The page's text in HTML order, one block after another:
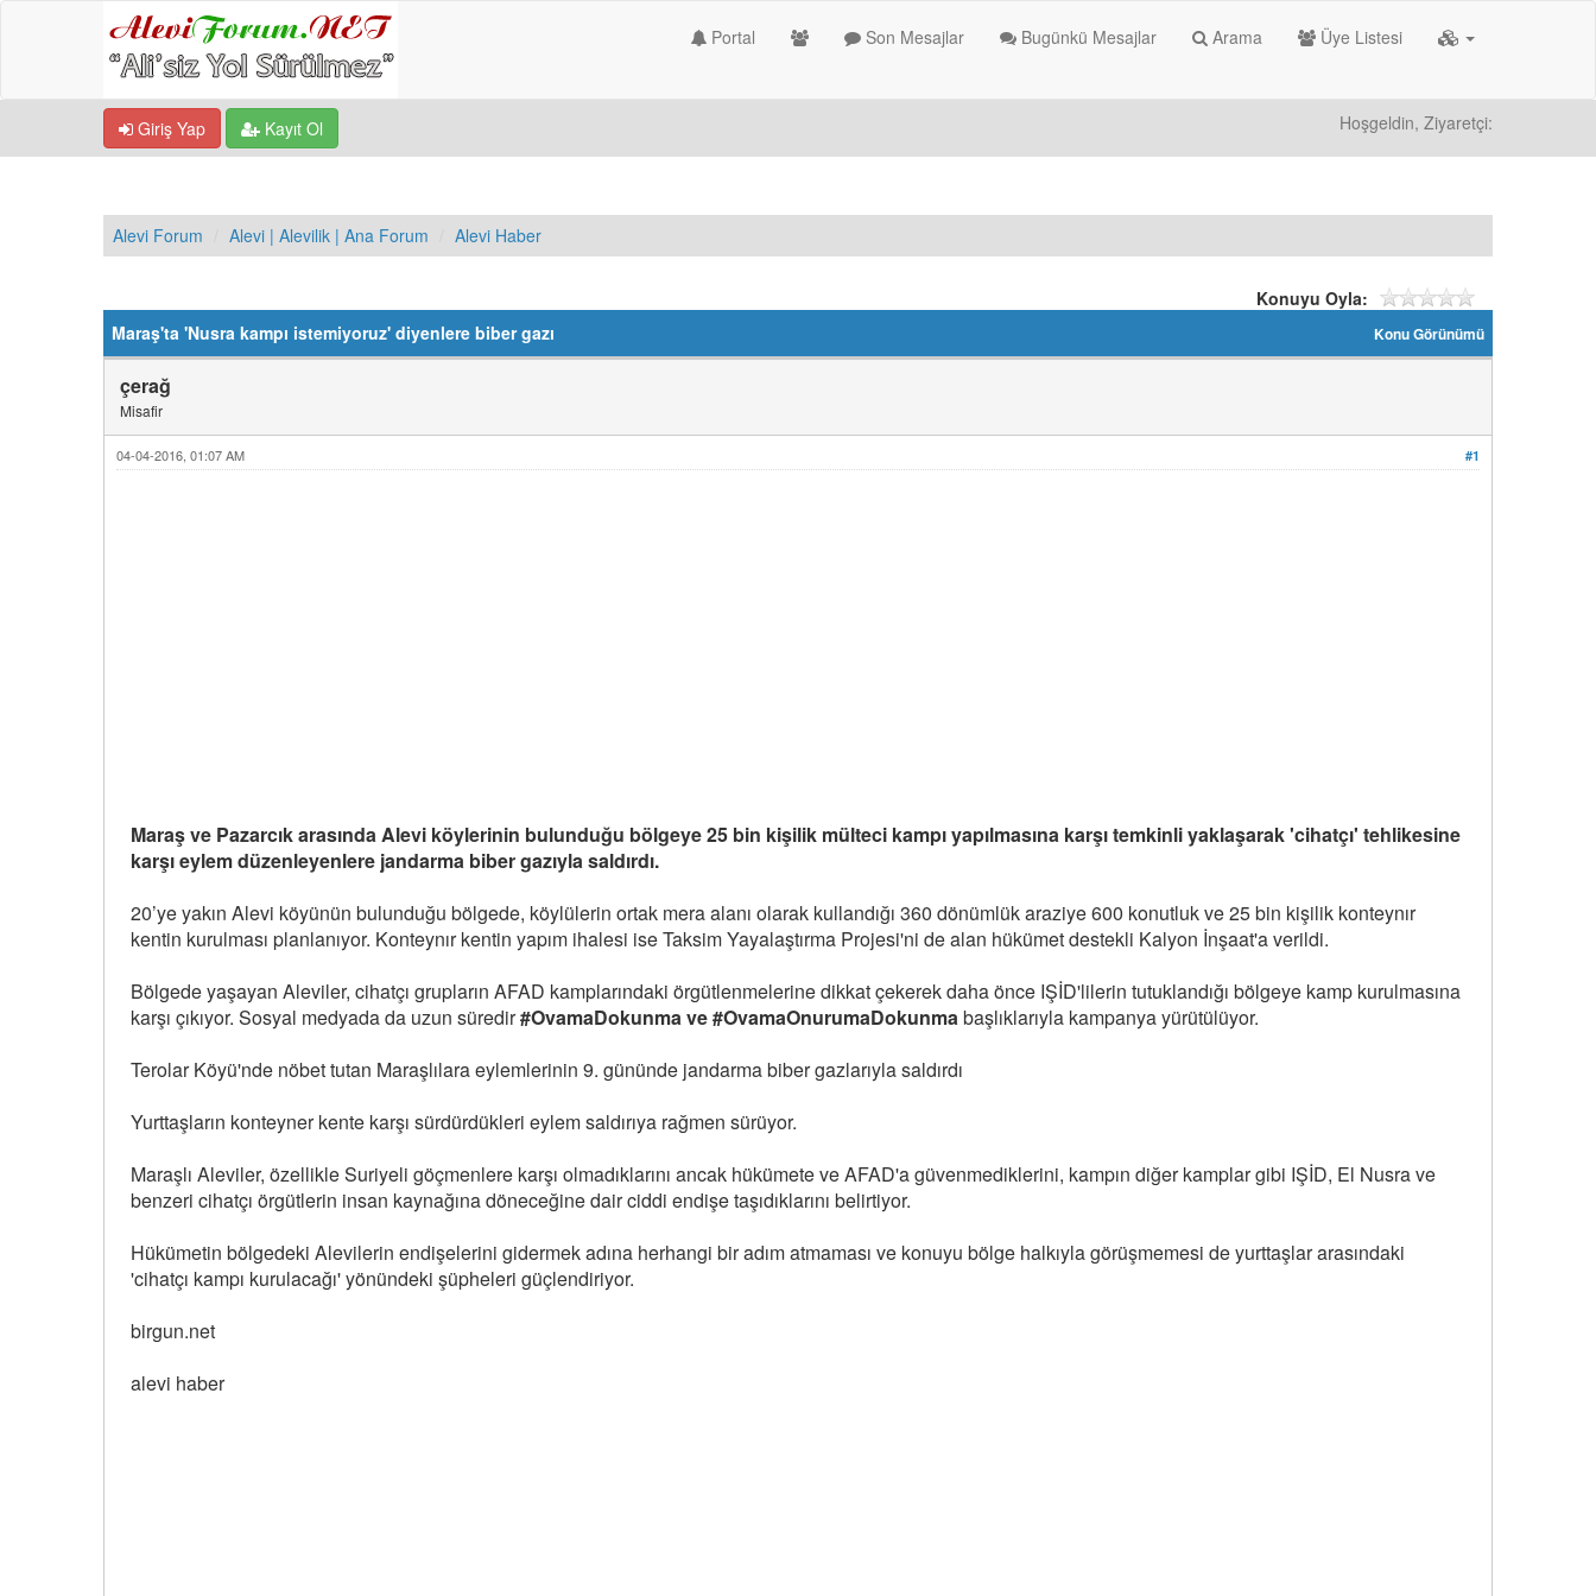
Portal Son Mesajlar Bugünkü Mesajlar Arama Üye Listesi
Giriş Yap Kayıt Ol Hoşgeldin, Ziyaretçi:
Alevi Forum Alevi | Alevilik | Ana Forum Alevi Haber
Konuyu Oyla:
Konu Görünümü
Maraş'ta 'Nusra kampı istemiyoruz' diyenlere biber gazı
çerağ
Misafir
#1
04-04-2016, 01:07 AM
Maraş ve Pazarcık arasında Alevi köylerinin bulunduğu bölgeye 25 bin kişilik mülteci kampı yapılmasına karşı temkinli yaklaşarak 'cihatçı' tehlikesine
karşı eylem düzenleyenlere jandarma biber gazıyla saldırdı.
20’ye yakın Alevi köyünün bulunduğu bölgede, köylülerin ortak mera alanı olarak kullandığı 360 dönümlük araziye 600 konutluk ve 25 bin kişilik konteynır
kentin kurulması planlanıyor. Konteynır kentin yapım ihalesi ise Taksim Yayalaştırma Projesi'ni de alan hükümet destekli Kalyon İnşaat'a verildi.
Bölgede yaşayan Aleviler, cihatçı grupların AFAD kamplarındaki örgütlenmelerine dikkat çekerek daha önce IŞİD'lilerin tutuklandığı bölgeye kamp kurulmasına
karşı çıkıyor. Sosyal medyada da uzun süredir#OvamaDokunma ve #OvamaOnurumaDokunmabaşlıklarıyla kampanya yürütülüyor.
Terolar Köyü'nde nöbet tutan Maraşlılara eylemlerinin 9. gününde jandarma biber gazlarıyla saldırdı
Yurttaşların konteyner kente karşı sürdürdükleri eylem saldırıya rağmen sürüyor.
Maraşlı Aleviler, özellikle Suriyeli göçmenlere karşı olmadıklarını ancak hükümete ve AFAD'a güvenmediklerini, kampın diğer kamplar gibi IŞİD, El Nusra ve
benzeri cihatçı örgütlerin insan kaynağına döneceğine dair ciddi endişe taşıdıklarını belirtiyor.
Hükümetin bölgedeki Alevilerin endişelerini gidermek adına herhangi bir adım atmaması ve konuyu bölge halkıyla görüşmemesi de yurttaşlar arasındaki
'cihatçı kampı kurulacağı' yönündeki şüpheleri güçlendiriyor.
birgun.net
alevi haber